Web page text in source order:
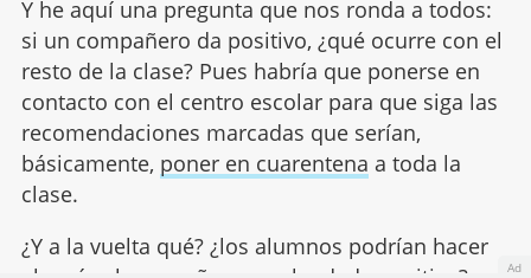
Y he aquí una pregunta que nos ronda a todos:
si un compañero da positivo, ¿qué ocurre con el
resto de la clase? Pues habría que ponerse en
contacto con el centro escolar para que siga las
recomendaciones marcadas que serían,
básicamente, poner en cuarentena a toda la
clase.
¿Y a la vuelta qué? ¿los alumnos podrían hacer
Ad